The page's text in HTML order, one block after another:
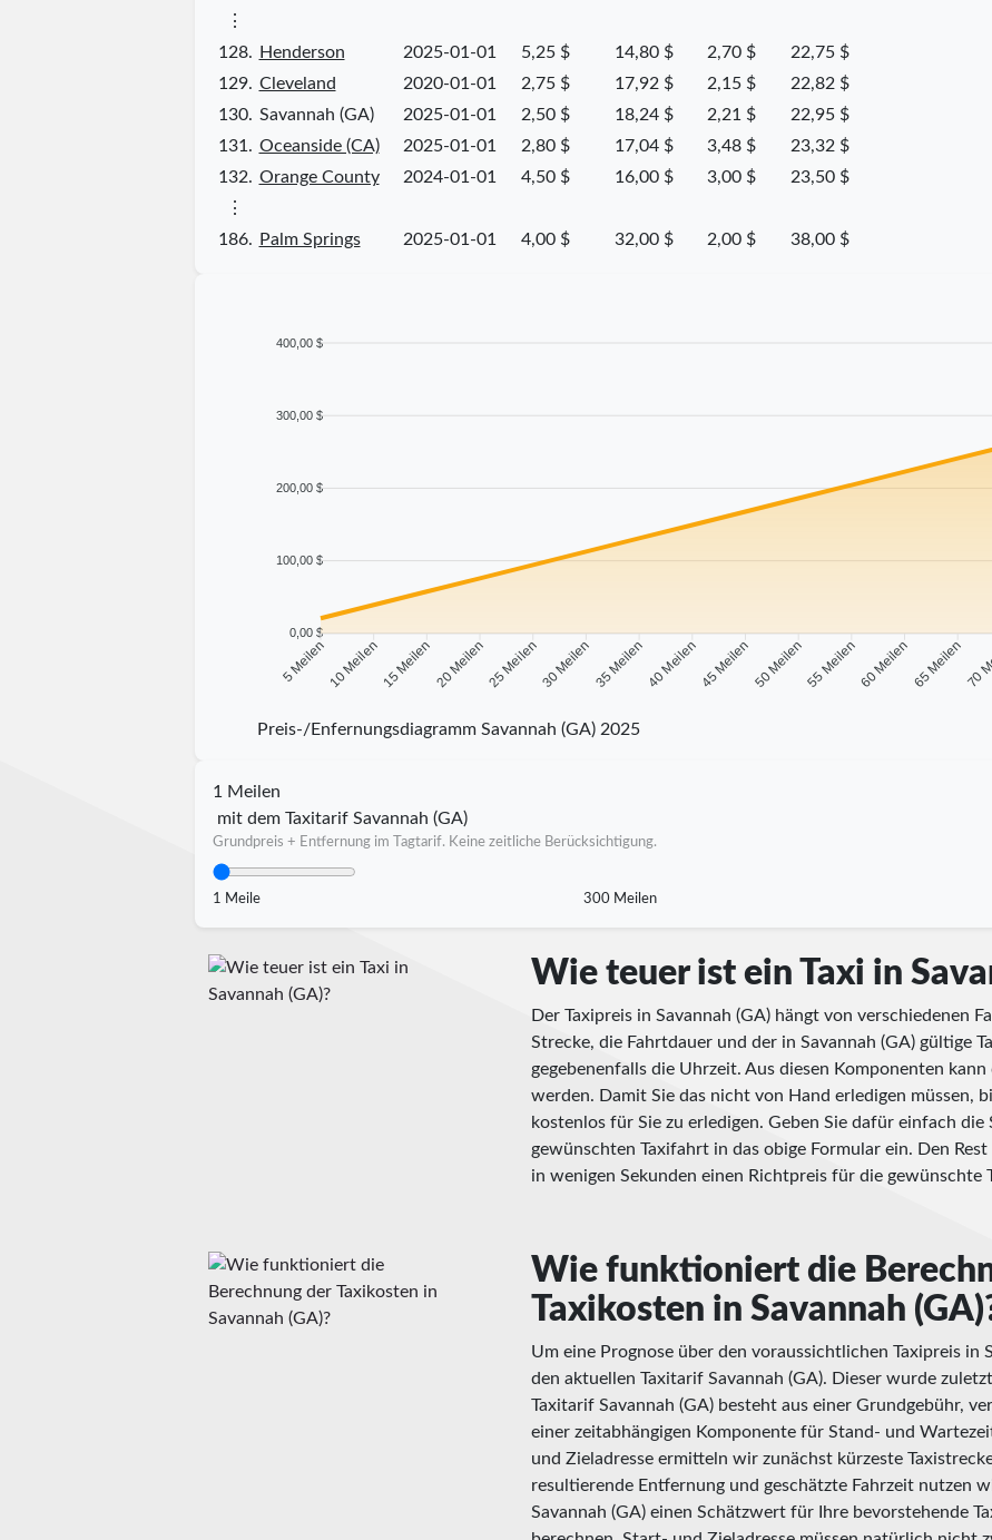
⋮
128.
Henderson 2025-01-01 5,25 $ 14,80 $ 2,70 $
22,75 $
129. Cleveland 2020-01-01 2,75 $ 17,92 $ 2,15 $
22,82 $
130. Savannah (GA) 2025-01-01 2,50 $ 18,24 $ 2,21 $
22,95 $
131. Oceanside (CA) 2025-01-01 2,80 $ 17,04 $ 3,48 $
23,32 $
132. Orange County 2024-01-01 4,50 $ 16,00 $ 3,00 $
23,50 $
⋮
186.
Palm Springs 2025-01-01 4,00 $ 32,00 $ 2,00 $ 38,00 $
400,00 $
300,00 $
200,00 $
100,00 $
0,00 $
5 Meilen10 Meilen15 Meilen20 Meilen25 Meilen30 Meilen35 Meilen40 Meilen45 Meilen50 Meilen55 Meilen60 Meilen65 Meilen70
Preis-/Enfernungsdiagramm Savannah (GA) 2025
1 Meilen
mit dem Taxitarif Savannah (GA)
Grundpreis + Entfernung im Tagtarif. Keine zeitliche Berücksichtigung.
1 Meile 300 Meilen
Wie teuer ist ein Taxi in
Der Taxipreis in Savannah (GA) hängt von verschiedenen
Strecke, die Fahrtdauer und der in Savannah (GA) gültige
gegebenenfalls die Uhrzeit. Aus diesen Komponenten
werden. Damit Sie das nicht von Hand erledigen müssen,
kostenlos für Sie zu erledigen. Geben Sie dafür einfach
gewünschten Taxifahrt in das obige Formular ein. Den
in wenigen Sekunden einen Richtpreis für die gewünschte
Wie funktioniert die
Taxikosten in Savannah
Um eine Prognose über den voraussichtlichen Taxipreis in
den aktuellen Taxitarif Savannah (GA). Dieser wurde
Taxitarif Savannah (GA) besteht aus einer Grundgebühr,
einer zeitabhängigen Komponente für Stand- und
und Zieladresse ermitteln wir zunächst kürzeste
resultierende Entfernung und geschätzte Fahrzeit nutzen
Savannah (GA) einen Schätzwert für Ihre bevorstehende